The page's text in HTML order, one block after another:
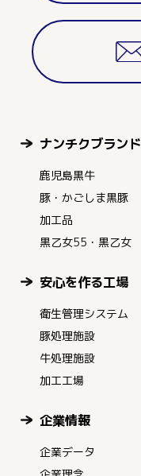
ナンチクブランド
鹿児島黒牛
豚・かごしま黒豚
加工品
黒乙女55・黒乙女
安心を作る工場
衛生管理システム
豚処理施設
牛処理施設
加工工場
企業情報
企業データ